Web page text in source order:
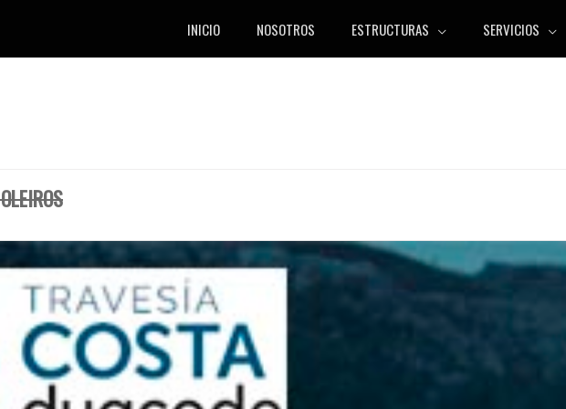
INICIO NOSOTROS ESTRUCTURAS SERVICIOS